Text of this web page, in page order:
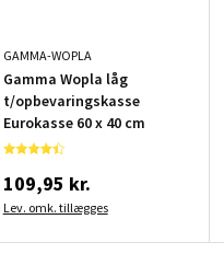
GAMMA-WOPLA
Gamma Wopla låg
t/opbevaringskasse
Eurokasse 60 x 40 cm
109,95 kr.
Lev. omk. tillægges